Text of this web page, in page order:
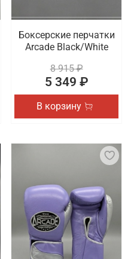
Боксерские перчатки
Arcade Black/White
8 915 ₽
5 349 ₽
В корзину